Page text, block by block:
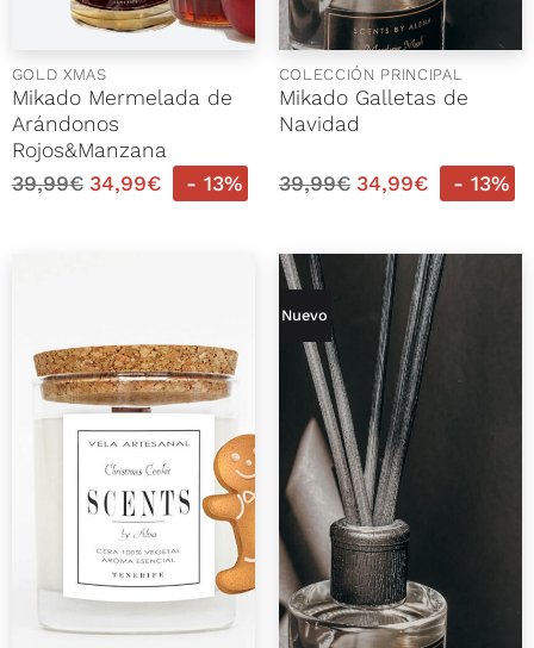
GOLD XMAS
Mikado Mermelada de
Arándonos
Rojos&Manzana
39,99€ 34,99€ - 13%
COLECCIÓN PRINCIPAL
Mikado Galletas de
Navidad
39,99€ 34,99€ - 13%
Nuevo